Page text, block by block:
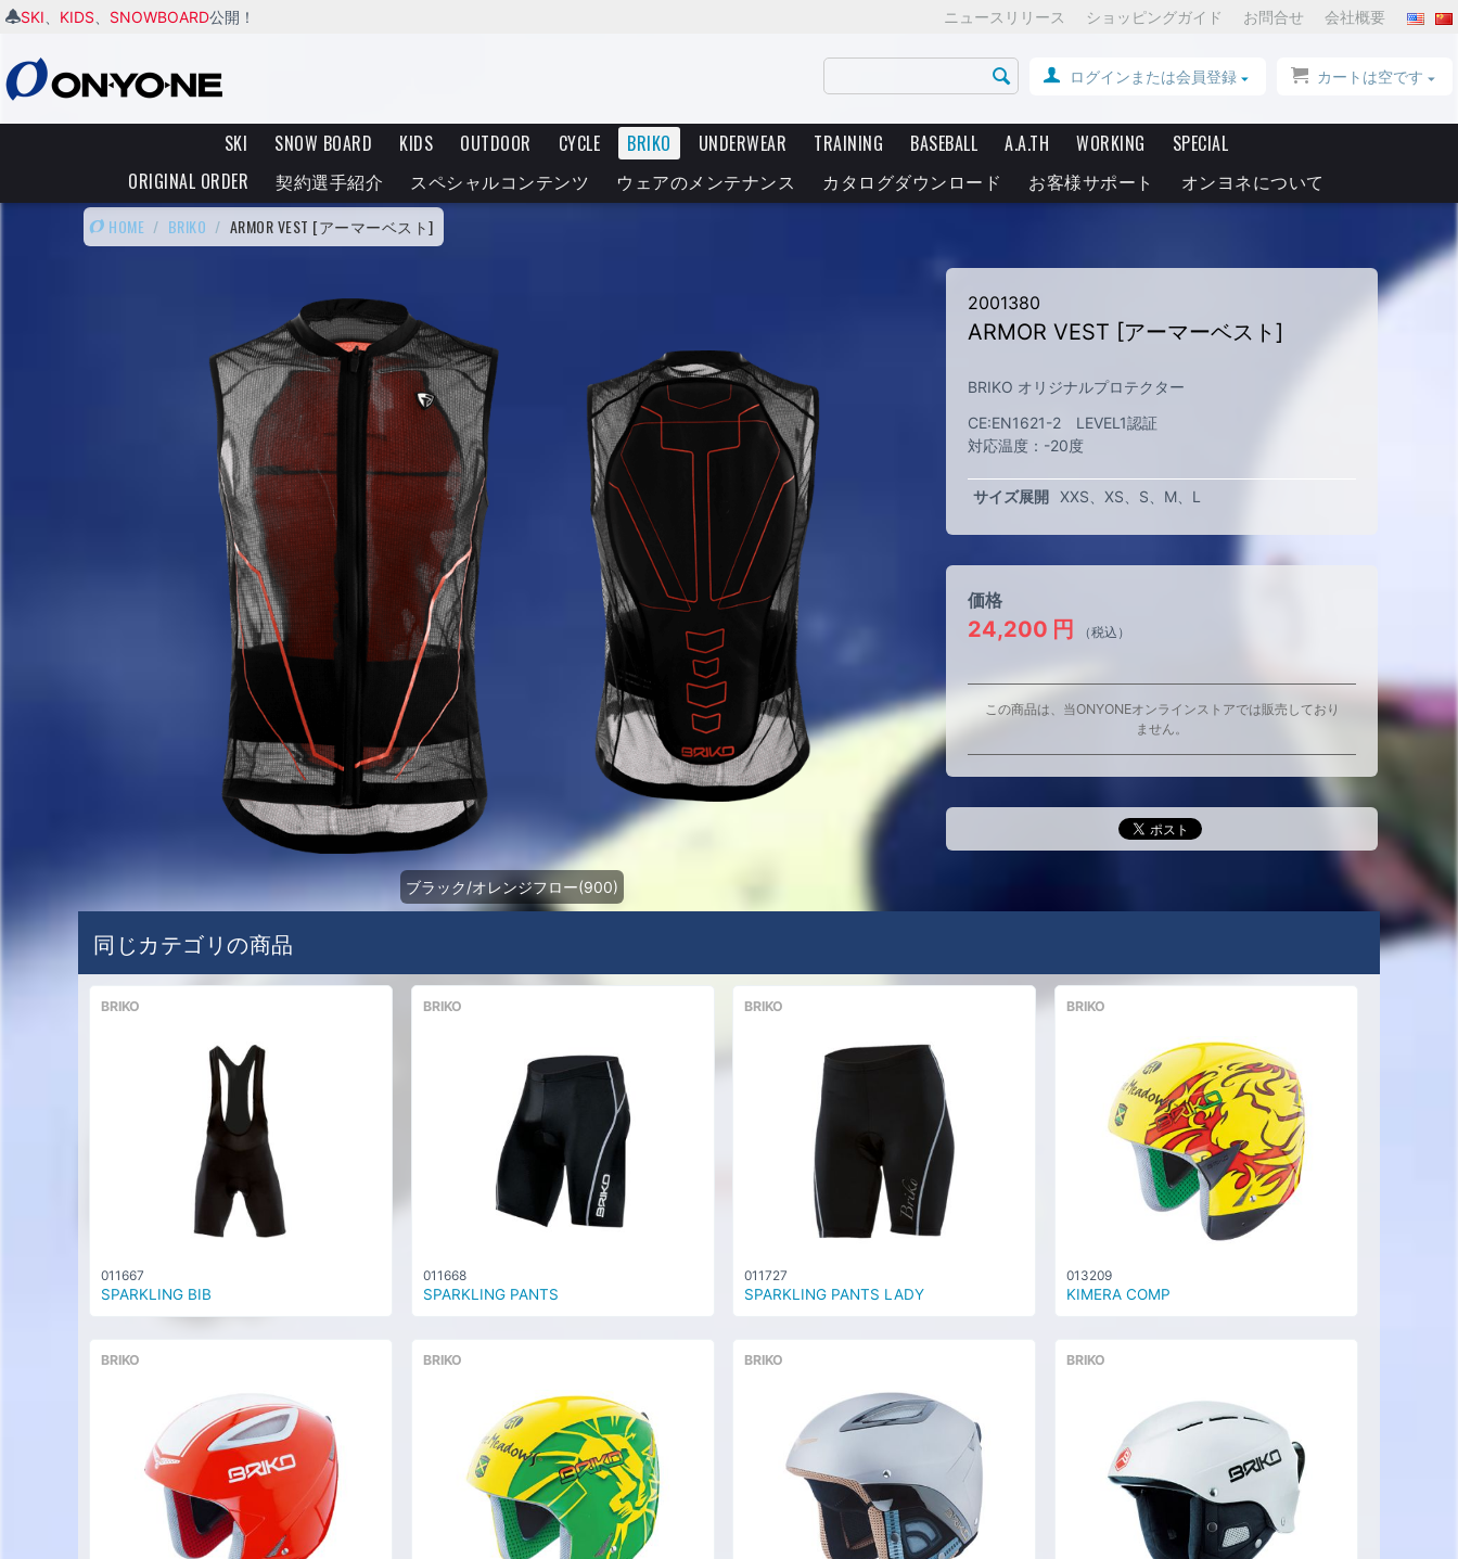
SKI KIDS SNOWBOARD公開！ ニュースリリース ショッピングガイド お問合せ 会社概要
カートは空です
ログインまたは会員登録
SKI SNOW BOARD KIDS OUTDOOR CYCLE BRIKO UNDERWEAR TRAINING BASEBALL A.A.TH WORKING
SPECIAL
ORIGINAL ORDER
契約選手紹介 スペシャルコンテンツ ウェアのメンテナンス カタログダウンロード お客様サポート オンヨネについて
HOME / BRIKO / ARMOR VEST [アーマーベスト]
ブラック/オレンジフロー(900)
2001380
ARMOR VEST [アーマーベスト]
BRIKO オリジナルプロテクター
CE:EN1621-2 LEVEL1認証
対応温度：-20度
サイズ展開 XXS XS S M L
価格
24,200 円 （税込）
この商品は、当ONYONEオンラインストアでは販売しており
ません。
同じカテゴリの商品
BRIKO
011667
SPARKLING BIB
BRIKO
011668
SPARKLING PANTS
BRIKO
011727
SPARKLING PANTS LADY
BRIKO
013209
KIMERA COMP
BRIKO BRIKO BRIKO BRIKO